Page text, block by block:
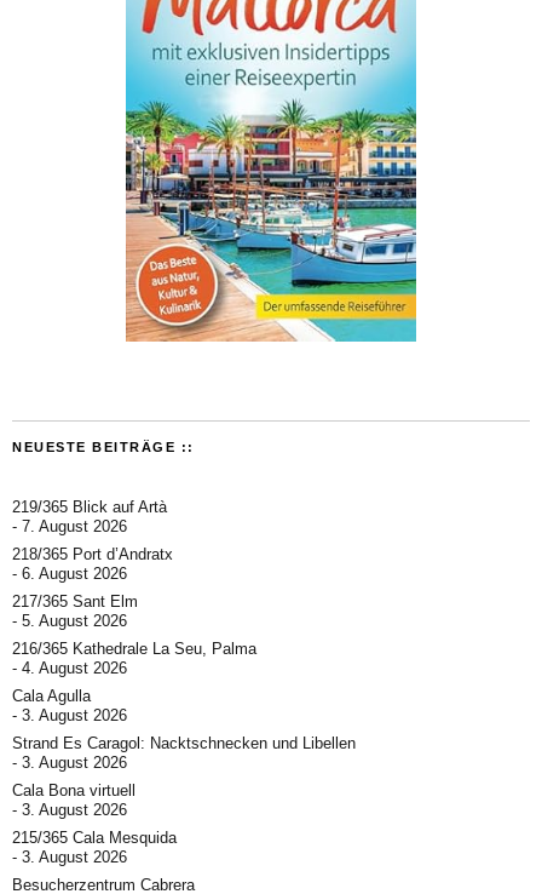
NEUESTE BEITRÄGE ::
219/365 Blick auf Artà
7. August 2026
218/365 Port d’Andratx
6. August 2026
217/365 Sant Elm
5. August 2026
216/365 Kathedrale La Seu, Palma
4. August 2026
Cala Agulla
3. August 2026
Strand Es Caragol: Nacktschnecken und Libellen
3. August 2026
Cala Bona virtuell
3. August 2026
215/365 Cala Mesquida
3. August 2026
Besucherzentrum Cabrera